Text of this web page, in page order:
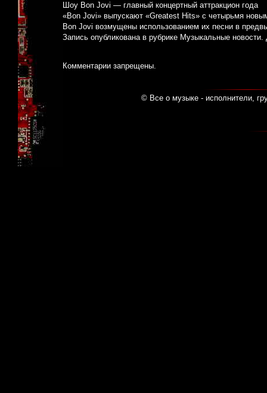
Шоу Bon Jovi — главный концертный аттракцион года
«Bon Jovi» выпускают «Greatest Hits» с четырьмя
Bon Jovi возмущены использованием их песни в
Запись опубликована в рубрике Музыкальные новости.
Комментарии запрещены.
© Все о музыке - исполнители,